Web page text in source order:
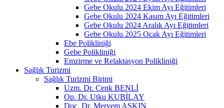
Gebe Okulu 2024 Ekim Ayı Eğitimleri
Gebe Okulu 2024 Kasım Ayı Eğitimleri
Gebe Okulu 2024 Aralık Ayı Eğitimleri
Gebe Okulu 2025 Ocak Ayı Eğitimleri
Ebe Polikliniği
Gebe Polikliniği
Emzirme ve Relaktasyon Polikliniği
Sağlık Turizmi
Sağlık Turizmi Birimi
Uzm. Dr. Cenk BENLİ
Op. Dr. Utku KUBİLAY
Doç. Dr. Meryem AŞKIN